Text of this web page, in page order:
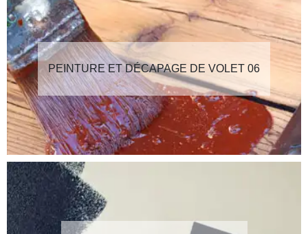
PEINTURE ET DÉCAPAGE DE VOLET 06